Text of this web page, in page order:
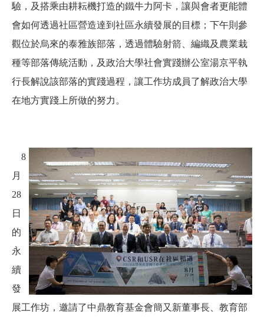
驗，及搭乘由耕耘機打造的鐵牛力阿卡，讓與會者更能體
會如何透過社區營造達到社區永續發展的目標；下午則參
觀位於烏來的泰雅族部落，透過體驗射箭、編織及農業栽
種等部落傳統活動，及政治大學社會實踐辦公室湯京平執
行長解說該部落的實踐過程，讓工作坊成員了解政治大學
在地方實踐上所做的努力。
8
月
28
日
的
永
續
發
展工作坊，邀請了中鼎教育基金會簡又新董事長、教育部